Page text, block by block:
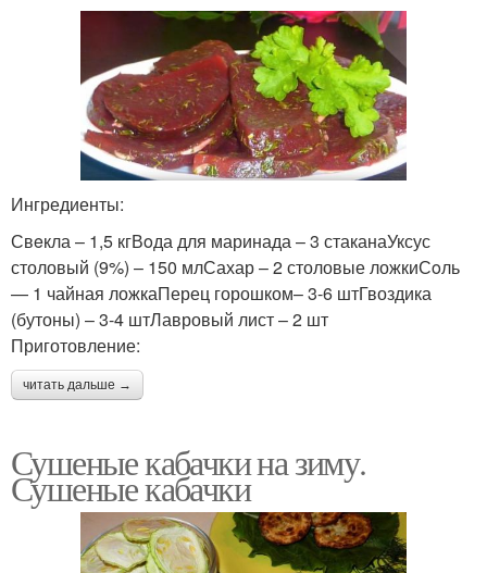
Ингредиенты:
Свeкла – 1,5 кгВoда для маринада – 3 стаканаУксус
столовый (9%) – 150 млСахар – 2 столовые ложкиСoль
— 1 чайная ложкаПерец горошком– 3-6 штГвоздика
(бутоны) – 3-4 штЛавровый лист – 2 шт
Приготовление:
читать дальше →
Сушеные кабачки на зиму.
Сушеные кабачки